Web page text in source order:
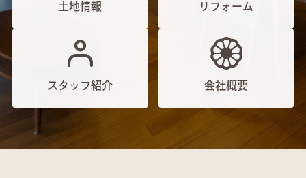
土地情報 リフォーム
スタッフ紹介 会社概要